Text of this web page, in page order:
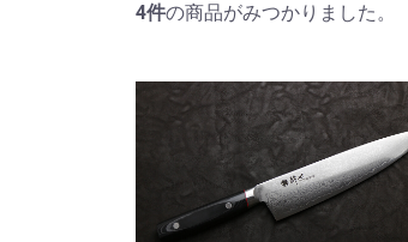
4件の商品がみつかりました。